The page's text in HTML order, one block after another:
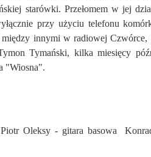
starówki. Przełomem w jej
przy użyciu telefonu
między innymi w radiowej Czwórce,
Tymański, kilka miesięcy
"Wiosna".
Oleksy - gitara basowa